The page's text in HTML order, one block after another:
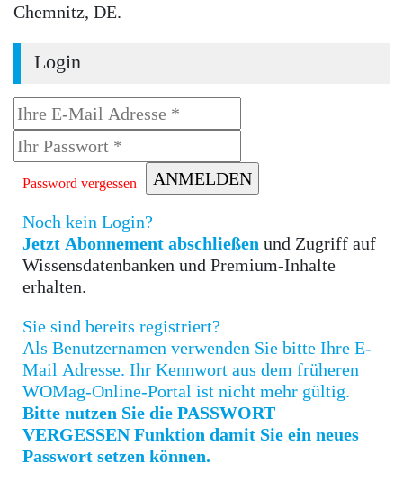
Chemnitz, DE.
Login
Password vergessen
Noch kein Login?
Jetzt Abonnement abschließen
Wissensdatenbanken und Premium-Inhalte
erhalten.
Sie sind bereits registriert?
Als Benutzernamen verwenden Sie bitte Ihre E-
Mail Adresse. Ihr Kennwort aus dem früheren
WOMag-Online-Portal ist nicht mehr gültig.
Bitte nutzen Sie die PASSWORT
VERGESSEN Funktion damit Sie ein neues
Passwort setzen können.